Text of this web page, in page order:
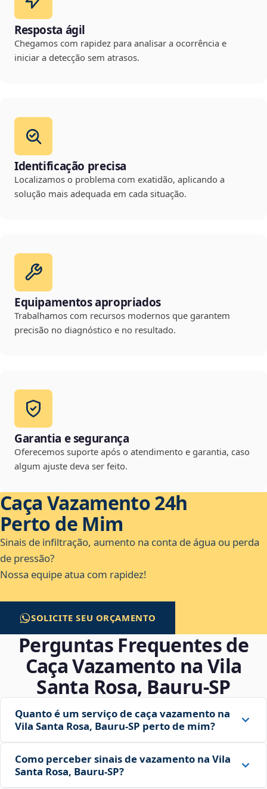
Resposta ágil
Chegamos com rapidez para analisar a ocorrência e
iniciar a detecção sem atrasos.
Identificação precisa
Localizamos o problema com exatidão, aplicando a
solução mais adequada em cada situação.
Equipamentos apropriados
Trabalhamos com recursos modernos que garantem
precisão no diagnóstico e no resultado.
Garantia e segurança
Oferecemos suporte após o atendimento e garantia, caso
algum ajuste deva ser feito.
Caça Vazamento 24h
Perto de Mim
Sinais de infiltração, aumento na conta de água ou perda
de pressão?
Nossa equipe atua com rapidez!
SOLICITE SEU ORÇAMENTO
Perguntas Frequentes de
Caça Vazamento na Vila
Santa Rosa, Bauru‑SP
Quanto é um serviço de caça vazamento na
Vila Santa Rosa, Bauru‑SP perto de mim?
Como perceber sinais de vazamento na Vila
Santa Rosa, Bauru‑SP?